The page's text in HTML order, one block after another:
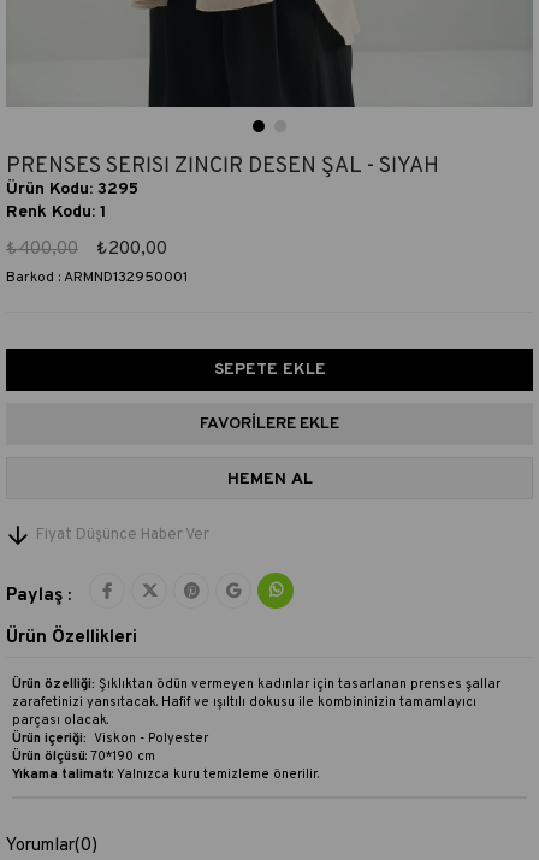
PRENSES SERİSİ ZİNCİR DESEN ŞAL - SİYAH
Ürün Kodu: 3295
Renk Kodu: 1
₺400,00 ₺200,00
Barkod :ARMND132950001
FAVORILERE EKLE
Fiyat Düşünce Haber Ver
Paylaş :
Ürün Özellikleri
Ürün özelliği: Şıklıktan ödün vermeyen kadınlar için tasarlanan prenses şallar
zarafetinizi yansıtacak. Hafif ve ışıltılı dokusu ile kombininizin tamamlayıcı
parçası olacak.
Ürün içeriği: Viskon - Polyester
Ürün ölçüsü: 70*190 cm
Yıkama talimatı: Yalnızca kuru temizleme önerilir.
Yorumlar(0)